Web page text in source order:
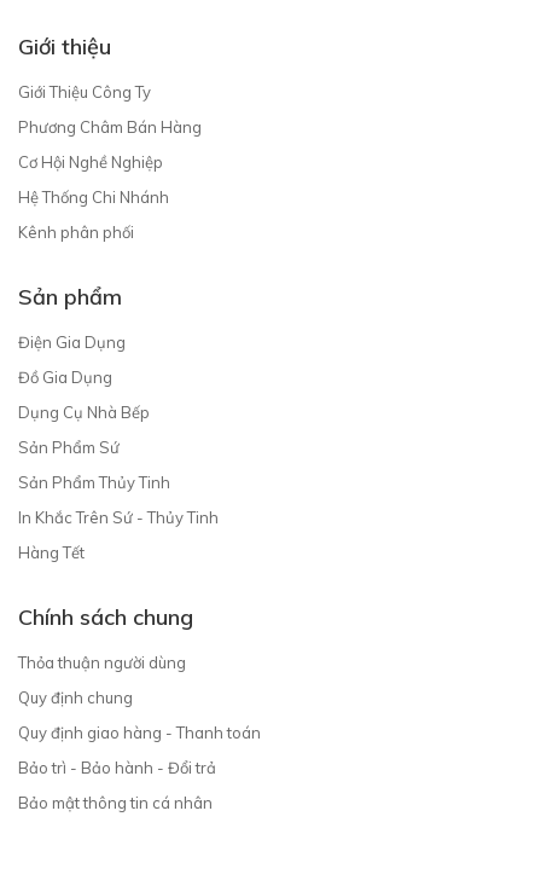
Giới thiệu
Giới Thiệu Công Ty
Phương Châm Bán Hàng
Cơ Hội Nghề Nghiệp
Hệ Thống Chi Nhánh
Kênh phân phối
Sản phẩm
Điện Gia Dụng
Đồ Gia Dụng
Dụng Cụ Nhà Bếp
Sản Phẩm Sứ
Sản Phẩm Thủy Tinh
In Khắc Trên Sứ - Thủy Tinh
Hàng Tết
Chính sách chung
Thỏa thuận người dùng
Quy định chung
Quy định giao hàng - Thanh toán
Bảo trì - Bảo hành - Đổi trả
Bảo mật thông tin cá nhân